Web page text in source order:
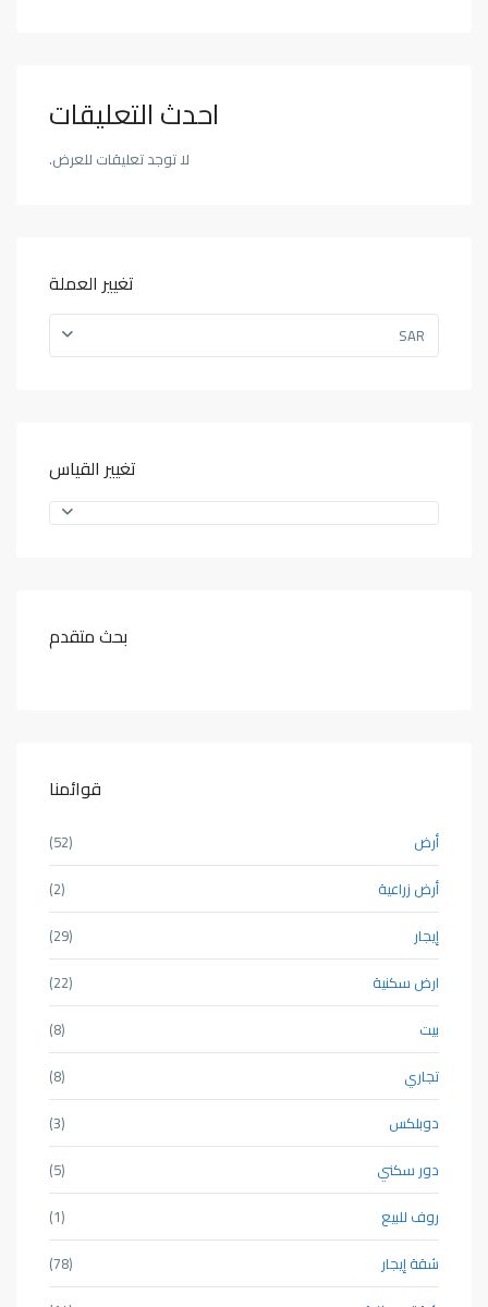
احدث التعليقات
لا توجد تعليقات للعرض.
تغيير العملة
SAR
تغيير القياس
بحث متقدم
قوائمنا
أرض
(52)
أرض زراعية
(2)
إيجار
(29)
ارض سكنية
(22)
بيت
(8)
تجاري
(8)
دوبلكس
(3)
دور سكني
(5)
روف للبيع
(1)
شقة إيجار
(78)